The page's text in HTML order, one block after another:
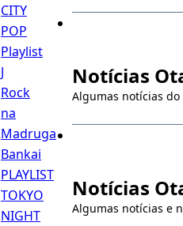
CITY
POP
Playlist
J
Rock
na
Madruga
Bankai
PLAYLIST
TOKYO
NIGHT
Notícias
Algumas notícias
Notícias
Algumas notícias e